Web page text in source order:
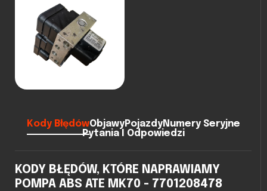
Kody BłędówObjawyPojazdyNumery Seryjne
Pytania I Odpowiedzi
KODY BŁĘDÓW, KTÓRE NAPRAWIAMY
POMPA ABS ATE MK70 - 7701208478